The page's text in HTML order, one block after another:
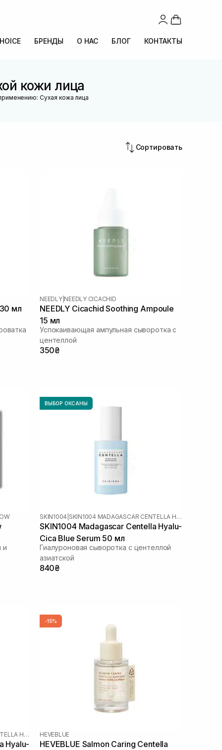
БРЕНДЫ О НАС БЛОГ КОНТАКТЫ
кожи лица
Сухая кожа лица
Сортировать
мл
NEEDLY| NEEDLY CICACHID
NEEDLY Cicachid Soothing Ampoule
15 мл
Успокаивающая ампульная сыворотка с
центеллой
350₴
и
ВЫБОР ОКСАНЫ
SKIN1004 SKIN1004 MADAGASCAR CENTELLA HYALU-CICA
SKIN1004 Madagascar Centella Hyalu-
Cica Blue Serum 50 мл
Гиалуроновая сыворотка с центеллой
азиатской
840₴
SKIN1004 MADAGASCAR CENTELLA HYALU-CICA
Hyalu-
-15%
HEVEBLUE
HEVEBLUE Salmon Caring Centella